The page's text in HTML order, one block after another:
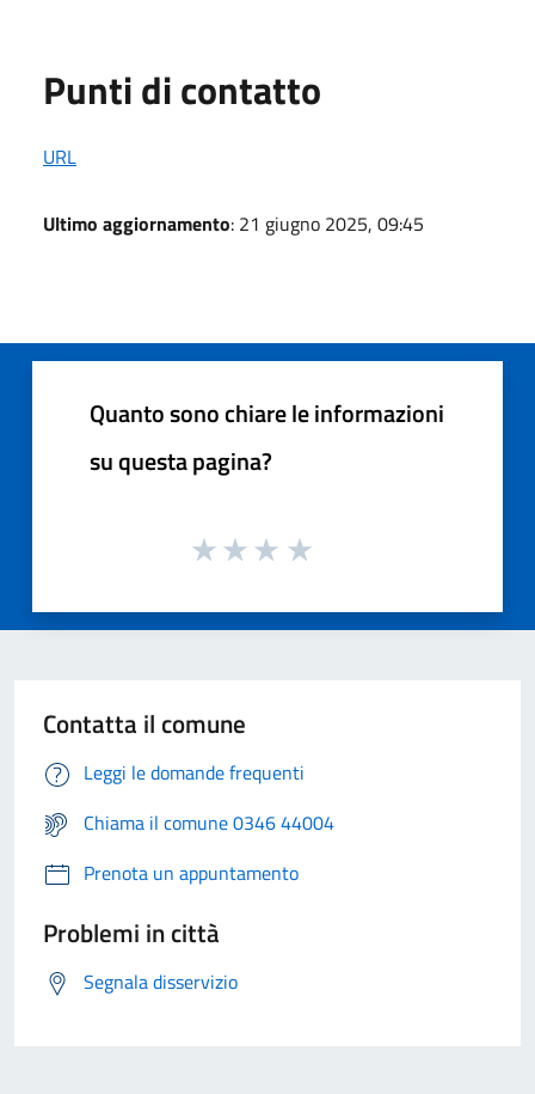
Punti di contatto
URL
Ultimo aggiornamento: 21 giugno 2025, 09:45
Quanto sono chiare le informazioni
su questa pagina?
Contatta il comune
Leggi le domande frequenti
Chiama il comune 0346 44004
Prenota un appuntamento
Problemi in città
Segnala disservizio